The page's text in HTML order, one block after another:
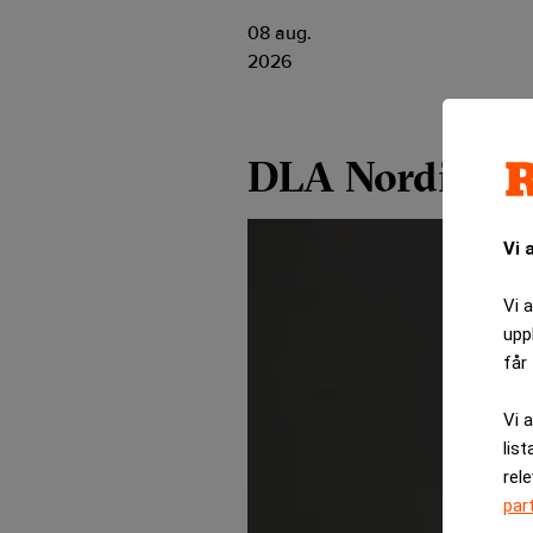
Vi
Vi
får
Vi
08 aug.
2026
DLA Nordic